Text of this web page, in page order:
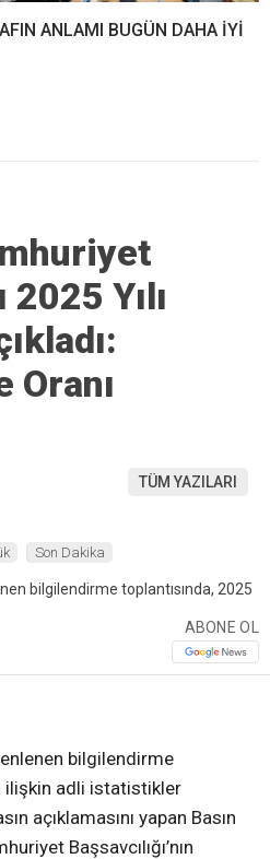
ANLAMI BUGÜN DAHA İYİ
2025 Yılı
Oranı
TÜM YAZILARI
Son Dakika
ABONE OL
bilgilendirme
ilişkin adli istatistikler
açıklamasını yapan Basın
Başsavcılığı’nın